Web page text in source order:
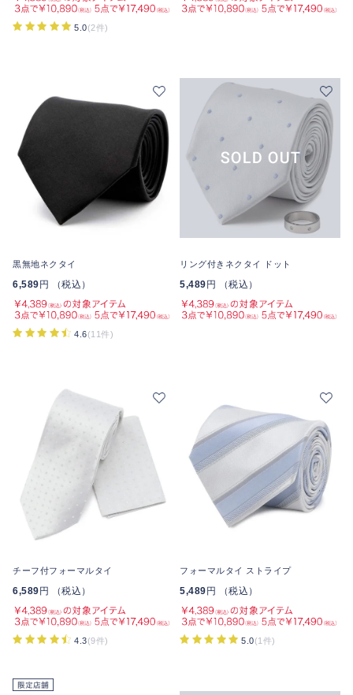
5.0(2件)
黒無地ネクタイ
6,589 円 （税込）
4.6(11件)
リング付きネクタイ ドット
5,489 円 （税込）
チーフ付フォーマルタイ
6,589 円 （税込）
4.3(9件)
フォーマルタイ ストライプ
5,489 円 （税込）
5.0(1件)